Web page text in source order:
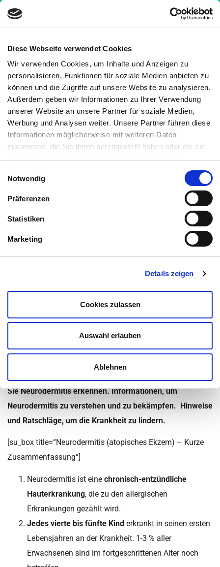
Diese Webseite verwendet Cookies
Wir verwenden Cookies, um Inhalte und Anzeigen zu
personalisieren, Funktionen für soziale Medien anbieten zu
können und die Zugriffe auf unsere Website zu analysieren.
Außerdem geben wir Informationen zu Ihrer Verwendung
unserer Website an unsere Partner für soziale Medien,
Werbung und Analysen weiter. Unsere Partner führen diese
Informationen möglicherweise mit weiteren Daten
zusammen, die Sie ihnen bereitgestellt haben oder die sie
haben. Sie können jederzeit die Cookie-Einstellungen
widerrufen oder ändern:
. Es befindet
sich auch ein Link in der Fußzeile zu den Einstellungen der
Cookies um diese jederzeit widerrufen oder ändern zu
können.
Notwendig
Präferenzen
Statistiken
Marketing
Details zeigen
Cookies zulassen
Auswahl erlauben
Ablehnen
Krankheiten »Hauterkrankungen » Neurodermitis
»Neurodermitis (atopisches Ekzem) von A bis Z
Neurodermitis (atopisches
Ekzem) von A bis Z
Medizinisch geprüft
Kategorie: Neurodermitis
Zuletzt aktualisiert am 19. März 2020 um 21:01
Neurodermitis ist eine chronisch-
Erkrankungder Haut, die in vielen Belangen
einerAutoimmunerkrankungentspricht – jedochist sie
keine. Etwa fünf Millionen Menschen in Deutschland sind
Neurodermitiker, viele davon Kinder und Babys.
Sie Neurodermitis erkennen. Informationen, um
Neurodermitis zu verstehen und zu bekämpfen. Hinweise
und Ratschläge, um die Krankheit zu lindern.
[su_box title=“Neurodermitis (atopisches Ekzem) – Kurze
Zusammenfassung“]
Neurodermitis ist eine chronisch-entzündliche
Hauterkrankung, die zu den allergischen
Erkrankungen gezählt wird.
Jedes vierte bis fünfte Kind erkrankt in seinen ersten
Lebensjahren an der Krankheit. 1-3 % aller
Erwachsenen sind im fortgeschrittenen Alter noch